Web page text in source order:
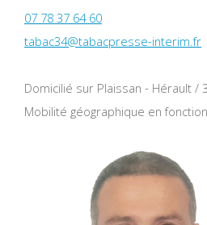
07 78 37 64 60
tabac34@tabacpresse-interim.fr
Domicilié sur Plaissan - Hérault /
Mobilité géographique en